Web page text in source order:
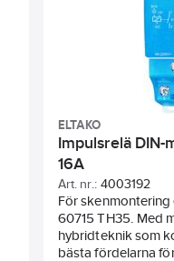
ELTAKO
Impulsrelä DIN-
16A
Art. nr.: 4003192
För skenmontering
60715 TH35. Med
hybridteknik som
bästa fördelarna